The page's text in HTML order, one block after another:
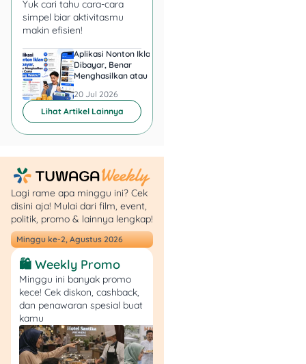
aksesoristanpa harus stok
barang. Cukup bermodal
Tips:Cari supplier
terpercaya, gunakan foto
produk yang menarik, dan
aktif promosi di
7. Thrift Shop (Pakaian
Branded Bekas)
Bisnis baju bekas impor
banyak digemari karena
murah tapi berkualitas.
Tips:Fokus pada
kebersihan, berikan foto
real, dan tawarkan live
shopping di
Instagram/TikTok.
Yuk cari tahu cara-cara
simpel biar aktivitasmu
makin efisien!
Aplikasi Nonton Iklan
Dibayar, Benar
Menghasilkan atau Cuma
20 Jul 2026
Lihat Artikel Lainnya
Lagi rame apa minggu ini? Cek
disini aja! Mulai dari film, event,
politik, promo & lainnya lengkap!
Minggu ke-2, Agustus 2026
🛍️ Weekly Promo
Minggu ini banyak promo
kece! Cek diskon, cashback,
dan penawaran spesial buat
kamu